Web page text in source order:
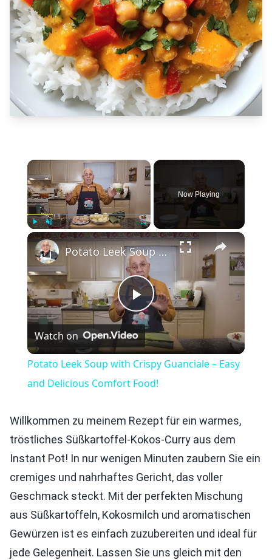
×
Unmute Fullscreen
Now Playing
×
Play
Video
Potato Leek Soup with Crispy Guanciale – Easy and Delicious Comfort Food!
Watch on
Potato Leek Soup with Crispy Guanciale – Easy
and Delicious Comfort Food!
Willkommen zu meinem Rezept für ein warmes,
tröstliches Süßkartoffel-Kokos-Curry aus dem
Instant Pot! In nur wenigen Minuten zaubern Sie ein
cremiges und nahrhaftes Gericht, das voller
Geschmack steckt. Mit der perfekten Mischung
aus Süßkartoffeln, Kokosmilch und aromatischen
Gewürzen ist es einfach zuzubereiten und ideal für
jede Gelegenheit. Lassen Sie uns gleich mit den